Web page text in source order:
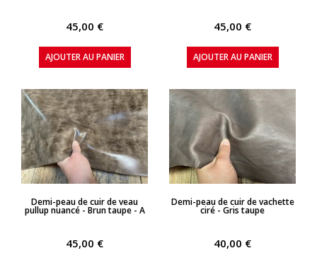
45,00 €
AJOUTER AU PANIER
45,00 €
AJOUTER AU PANIER
APERÇU RAPIDE
Demi-peau de cuir de veau
pullup nuancé - Brun taupe - A
45,00 €
APERÇU RAPIDE
Demi-peau de cuir de vachette
ciré - Gris taupe
40,00 €